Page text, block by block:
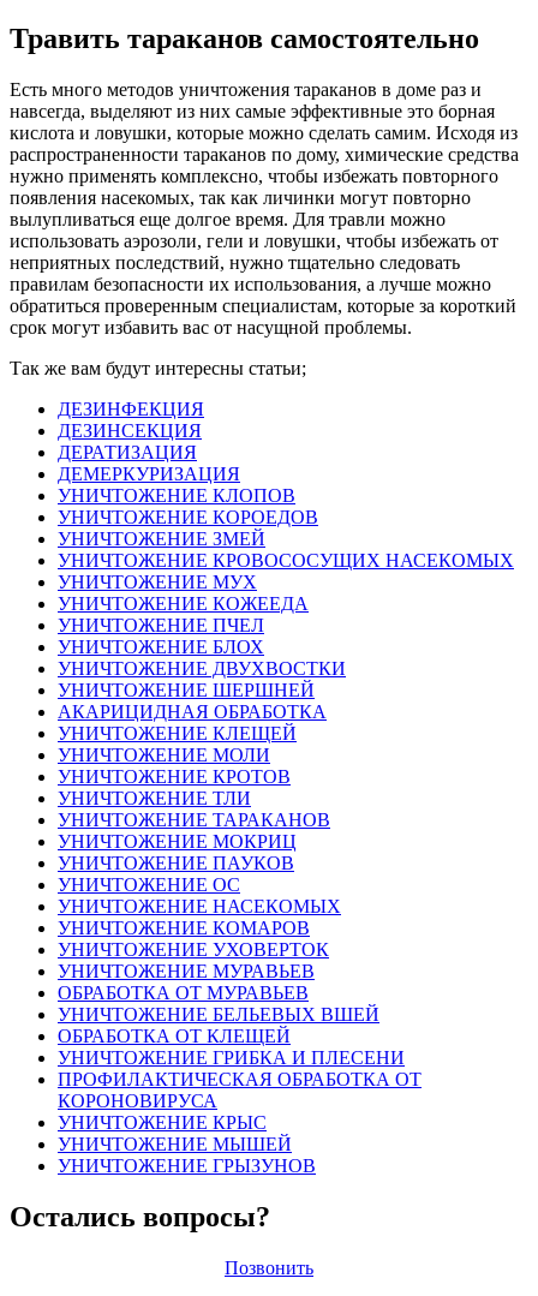
Травить тараканов самостоятельно
Есть много методов уничтожения тараканов в доме раз и
навсегда, выделяют из них самые эффективные это борная
кислота и ловушки, которые можно сделать самим. Исходя из
распространенности тараканов по дому, химические средства
нужно применять комплексно, чтобы избежать повторного
появления насекомых, так как личинки могут повторно
вылупливаться еще долгое время. Для травли можно
использовать аэрозоли, гели и ловушки, чтобы избежать от
неприятных последствий, нужно тщательно следовать
правилам безопасности их использования, а лучше можно
обратиться проверенным специалистам, которые за короткий
срок могут избавить вас от насущной проблемы.
Так же вам будут интересны статьи;
ДЕЗИНФЕКЦИЯ
ДЕЗИНСЕКЦИЯ
ДЕРАТИЗАЦИЯ
ДЕМЕРКУРИЗАЦИЯ
УНИЧТОЖЕНИЕ КЛОПОВ
УНИЧТОЖЕНИЕ КОРОЕДОВ
УНИЧТОЖЕНИЕ ЗМЕЙ
УНИЧТОЖЕНИЕ КРОВОСОСУЩИХ НАСЕКОМЫХ
УНИЧТОЖЕНИЕ МУХ
УНИЧТОЖЕНИЕ КОЖЕЕДА
УНИЧТОЖЕНИЕ ПЧЕЛ
УНИЧТОЖЕНИЕ БЛОХ
УНИЧТОЖЕНИЕ ДВУХВОСТКИ
УНИЧТОЖЕНИЕ ШЕРШНЕЙ
АКАРИЦИДНАЯ ОБРАБОТКА
УНИЧТОЖЕНИЕ КЛЕЩЕЙ
УНИЧТОЖЕНИЕ МОЛИ
УНИЧТОЖЕНИЕ КРОТОВ
УНИЧТОЖЕНИЕ ТЛИ
УНИЧТОЖЕНИЕ ТАРАКАНОВ
УНИЧТОЖЕНИЕ МОКРИЦ
УНИЧТОЖЕНИЕ ПАУКОВ
УНИЧТОЖЕНИЕ ОС
УНИЧТОЖЕНИЕ НАСЕКОМЫХ
УНИЧТОЖЕНИЕ КОМАРОВ
УНИЧТОЖЕНИЕ УХОВЕРТОК
УНИЧТОЖЕНИЕ МУРАВЬЕВ
ОБРАБОТКА ОТ МУРАВЬЕВ
УНИЧТОЖЕНИЕ БЕЛЬЕВЫХ ВШЕЙ
ОБРАБОТКА ОТ КЛЕЩЕЙ
УНИЧТОЖЕНИЕ ГРИБКА И ПЛЕСЕНИ
ПРОФИЛАКТИЧЕСКАЯ ОБРАБОТКА ОТ
КОРОНОВИРУСА
УНИЧТОЖЕНИЕ КРЫС
УНИЧТОЖЕНИЕ МЫШЕЙ
УНИЧТОЖЕНИЕ ГРЫЗУНОВ
Остались вопросы?
Позвонить